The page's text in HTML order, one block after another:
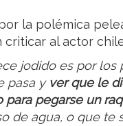
la polémica
al actor
jodido es por los
pasa y ver que le
pegarse un
de agua, o que te